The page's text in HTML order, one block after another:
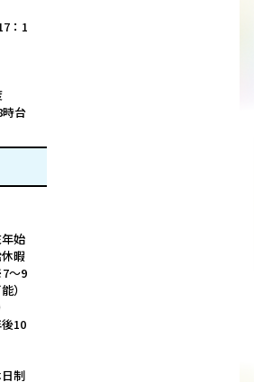
：1
時台
始
暇
～9
）
10
制